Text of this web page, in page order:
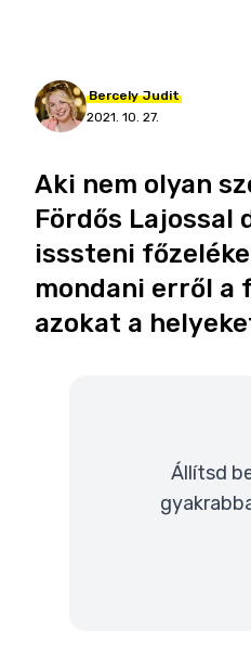
Bercely Judit
2021. 10. 27.
Aki nem olyan
Fördős Lajossal
isssteni
mondani erről a
azokat a
Állítsd